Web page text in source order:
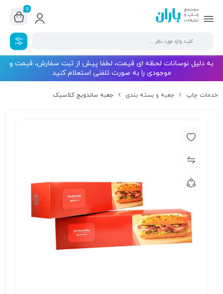
0
به دلیل نوسانات لحظه ای قیمت، لطفا پیش از ثبت سفارش، قیمت و
موجودی را به صورت تلفنی استعلام کنید
خدمات چاپ جعبه و بسته بندی جعبه ساندویج کلاسیک